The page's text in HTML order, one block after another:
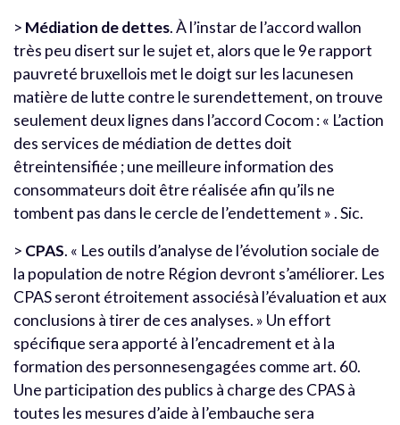
> Médiation de dettes. À l’instar de l’accord wallon
très peu disert sur le sujet et, alors que le 9e rapport
pauvreté bruxellois met le doigt sur les lacunesen
matière de lutte contre le surendettement, on trouve
seulement deux lignes dans l’accord Cocom : « L’action
des services de médiation de dettes doit
êtreintensifiée ; une meilleure information des
consommateurs doit être réalisée afin qu’ils ne
tombent pas dans le cercle de l’endettement » . Sic.
> CPAS. « Les outils d’analyse de l’évolution sociale de
la population de notre Région devront s’améliorer. Les
CPAS seront étroitement associésà l’évaluation et aux
conclusions à tirer de ces analyses. » Un effort
spécifique sera apporté à l’encadrement et à la
formation des personnesengagées comme art. 60.
Une participation des publics à charge des CPAS à
toutes les mesures d’aide à l’embauche sera